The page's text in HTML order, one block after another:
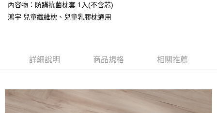
便利好安心！
１．簡單：不需註冊會員、不需綁卡、不需儲值。
２．便利：只要手機號碼，簡訊認證，即可結帳。
１．於結帳方式選擇「AFTEE先享後付」後，將跳轉至「AFTEE先享後付」
結帳頁面，進行簡訊認證並確認金額後，即可完成結帳。
ATM／網路銀行／等多元方式進行付款，方視為交易完成。
※ 請注意：結帳手續完成當下不需立刻繳費，但若您需要取消訂單，請聯絡
購買商品的店家。未經商家同意取消之訂單仍視為有效，需透過AFTEE先享
運送方式
付款後全家取貨
7-11取貨付款
每筆NT$60，滿NT$499(含以上)免運費
內容物：防蹣抗菌枕套 1入(不含芯)
鴻宇 兒童纖維枕、兒童乳膠枕通用
詳細說明 商品規格 相關推薦